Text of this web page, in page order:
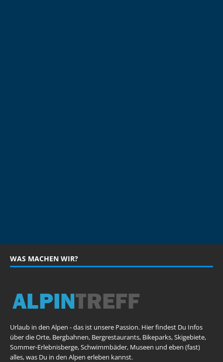
WAS MACHEN WIR?
Urlaub in den Alpen - das ist unsere Passion. Hier findest Du Infos
über die Orte, Bergbahnen, Bergrestaurants, Bikeparks, Skigebiete,
Sommer-Erlebnisberge, Schwimmbäder, Museen und eben (fast)
alles, was Du in den Alpen erleben kannst.